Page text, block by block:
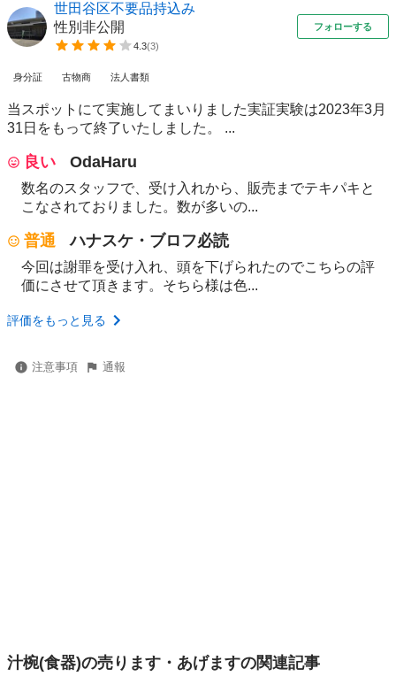
世田谷区不要品持込み
性別非公開
4.3(3)
フォローする
身分証 古物商 法人書類
当スポットにて実施してまいりました実証実験は2023年3月
31日をもって終了いたしました。 ...
良い OdaHaru
数名のスタッフで、受け入れから、販売までテキパキと
こなされておりました。数が多いの...
普通 ハナスケ・ブロフ必読
今回は謝罪を受け入れ、頭を下げられたのでこちらの評
価にさせて頂きます。そちら様は色...
評価をもっと見る
注意事項 通報
汁椀(食器)の売ります・あげますの関連記事